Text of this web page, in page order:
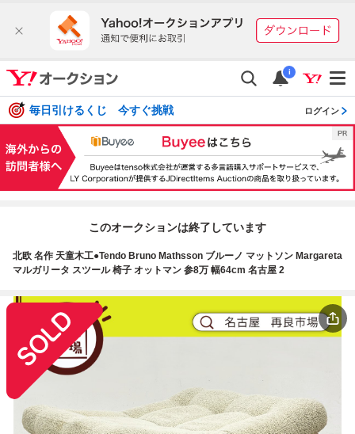
i
毎日引けるくじ 今すぐ挑戦 ログイン
このオークションは終了しています
北欧 名作 天童木工●Tendo Bruno Mathsson ブルーノ マットソン Margareta
マルガリータ スツール 椅子 オットマン 参8万 幅64cm 名古屋 2